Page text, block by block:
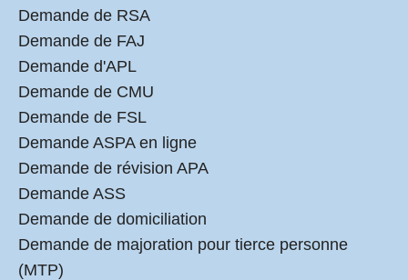
Demande de RSA
Demande de FAJ
Demande d'APL
Demande de CMU
Demande de FSL
Demande ASPA en ligne
Demande de révision APA
Demande ASS
Demande de domiciliation
Demande de majoration pour tierce personne
(MTP)